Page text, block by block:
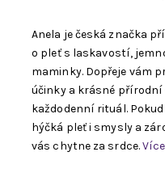
Anela je česká značka
o pleť s laskavostí,
maminky. Dopřeje vám
účinky a krásné přírodní
každodenní rituál.
hýčká pleť i smysly a
vás chytne za srdce.